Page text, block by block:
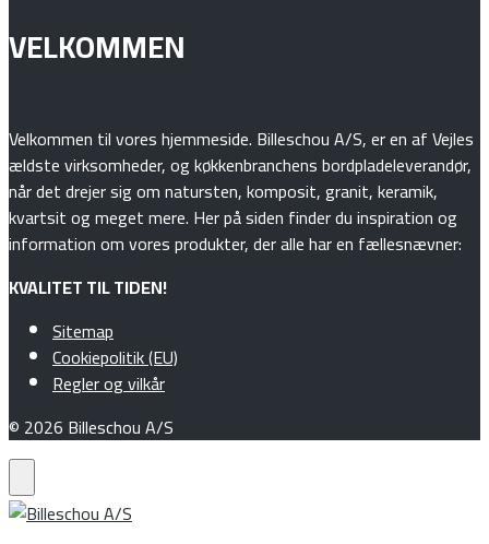
VELKOMMEN
Velkommen til vores hjemmeside. Billeschou A/S, er en af Vejles
ældste virksomheder, og køkkenbranchens bordpladeleverandør,
når det drejer sig om natursten, komposit, granit, keramik,
kvartsit og meget mere. Her på siden finder du inspiration og
information om vores produkter, der alle har en fællesnævner:
KVALITET TIL TIDEN!
Sitemap
Cookiepolitik (EU)
Regler og vilkår
© 2026 Billeschou A/S